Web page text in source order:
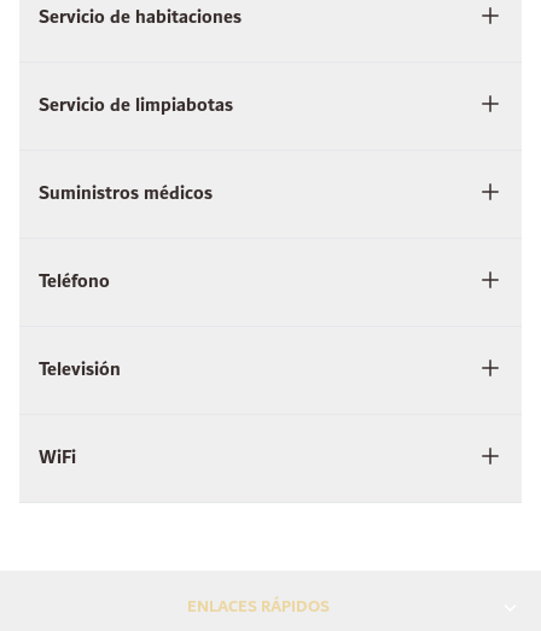
Servicio de habitaciones
Servicio de limpiabotas
Suministros médicos
Teléfono
Televisión
WiFi
ENLACES RÁPIDOS